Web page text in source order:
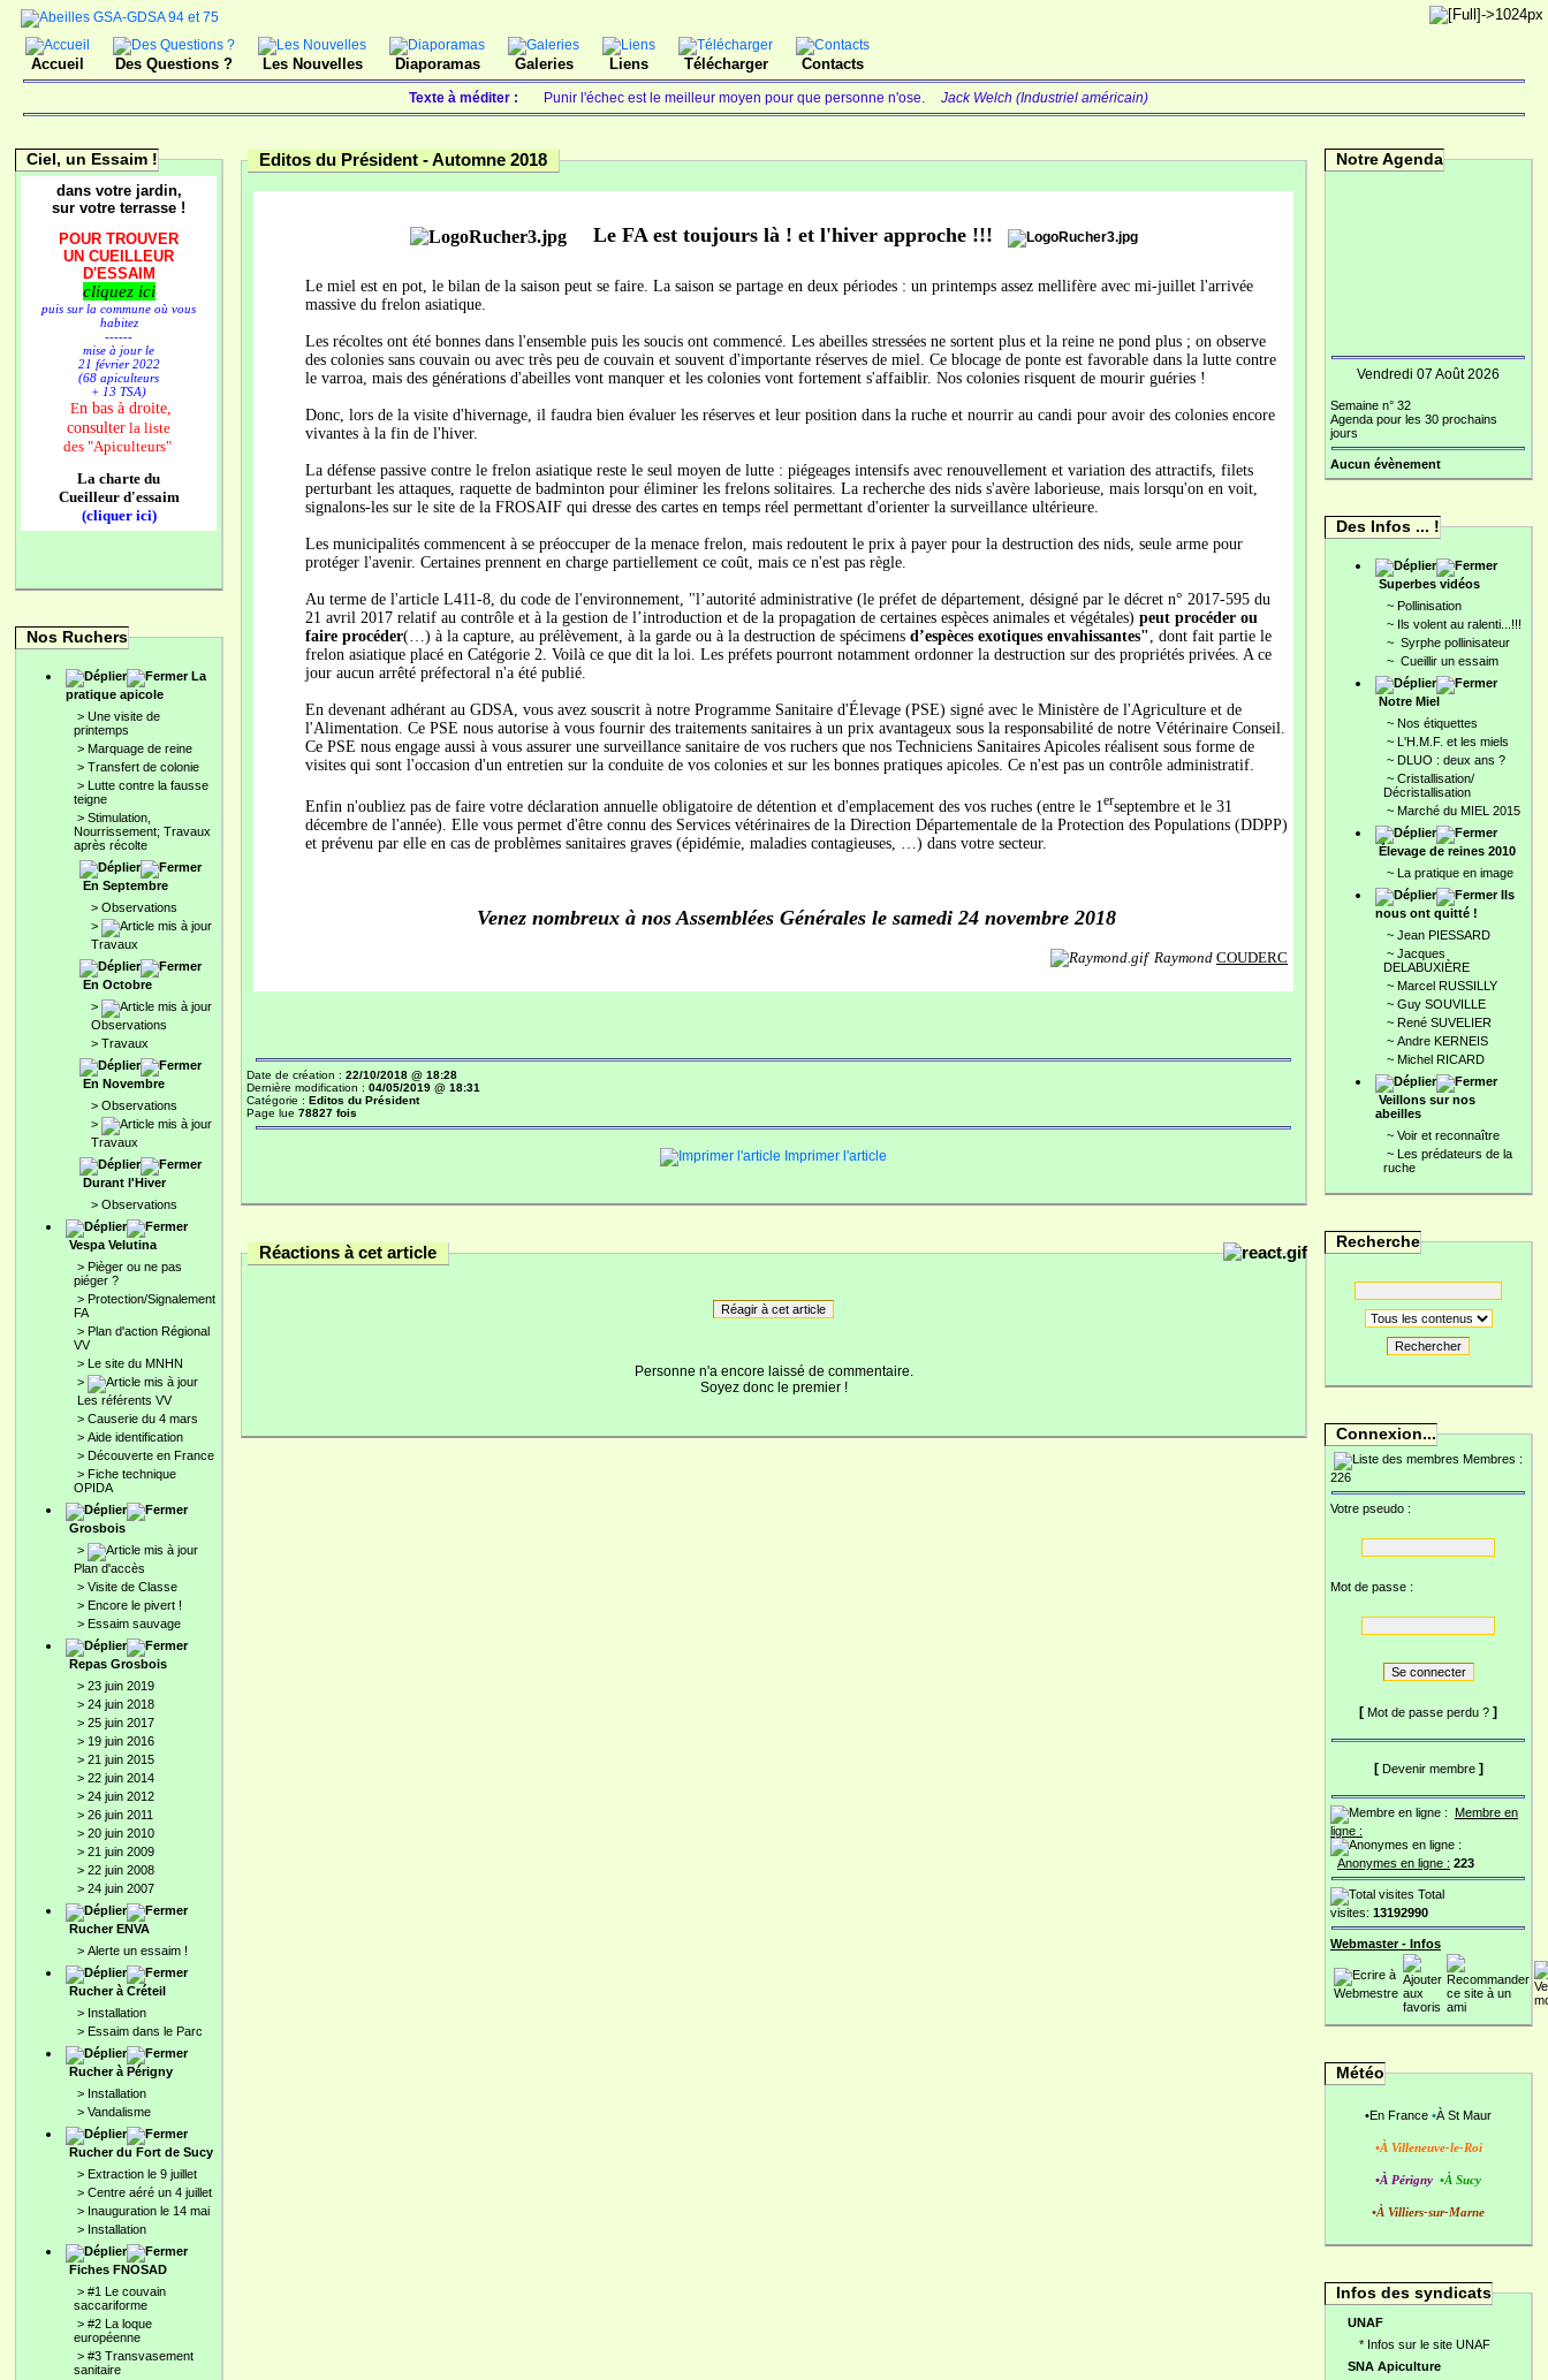
Accueil Des Questions ? Les Nouvelles Diaporamas Galeries Liens Télécharger Contacts
Texte à méditer : Punir l'échec est le meilleur moyen pour que personne n'ose. Jack Welch (Industriel américain)
Ciel, un Essaim !
dans votre jardin,
sur votre terrasse !
POUR TROUVER
UN CUEILLEUR
D'ESSAIM
cliquez ici
puis sur la commune où vous
habitez
------
mise à jour le
21 février 2022
(68 apiculteurs
+ 13 TSA)
En bas à droite,
consulter la liste
des "Apiculteurs"
La charte du
Cueilleur d'essaim
(cliquer ici)
Nos Ruchers
La
pratique apicole
> Une visite de
printemps
> Marquage de reine
> Transfert de colonie
> Lutte contre la fausse
teigne
> Stimulation,
Nourrissement; Travaux
après récolte
En Septembre
> Observations
>
Travaux
En Octobre
>
Observations
> Travaux
En Novembre
> Observations
>
Travaux
Durant l'Hiver
> Observations
Vespa Velutina
> Pièger ou ne pas
piéger ?
> Protection/Signalement
FA
> Plan d'action Régional
VV
> Le site du MNHN
>
Les référents VV
> Causerie du 4 mars
> Aide identification
> Découverte en France
> Fiche technique
OPIDA
Grosbois
>
Plan d'accès
> Visite de Classe
> Encore le pivert !
> Essaim sauvage
Repas Grosbois
> 23 juin 2019
> 24 juin 2018
> 25 juin 2017
> 19 juin 2016
> 21 juin 2015
> 22 juin 2014
> 24 juin 2012
> 26 juin 2011
> 20 juin 2010
> 21 juin 2009
> 22 juin 2008
> 24 juin 2007
Rucher ENVA
> Alerte un essaim !
Rucher à Créteil
> Installation
> Essaim dans le Parc
Rucher à Périgny
> Installation
> Vandalisme
Rucher du Fort de Sucy
> Extraction le 9 juillet
> Centre aéré un 4 juillet
> Inauguration le 14 mai
> Installation
Fiches FNOSAD
> #1 Le couvain
saccariforme
> #2 La loque
européenne
> #3 Transvasement
sanitaire
Editos du Président -Automne 2018
Le FA est toujours là ! et l'hiver approche !!!
Le miel est en pot, le bilan de la saison peut se faire. La saison se partage en deux périodes : un printemps assez mellifère avec mi-juillet l'arrivée
massive du frelon asiatique.
Les récoltes ont été bonnes dans l'ensemble puis les soucis ont commencé. Les abeilles stressées ne sortent plus et la reine ne pond plus ; on observe
des colonies sans couvain ou avec très peu de couvain et souvent d'importante réserves de miel. Ce blocage de ponte est favorable dans la lutte contre
le varroa, mais des générations d'abeilles vont manquer et les colonies vont fortement s'affaiblir. Nos colonies risquent de mourir guéries !
Donc, lors de la visite d'hivernage, il faudra bien évaluer les réserves et leur position dans la ruche et nourrir au candi pour avoir des colonies encore
vivantes à la fin de l'hiver.
La défense passive contre le frelon asiatique reste le seul moyen de lutte : piégeages intensifs avec renouvellement et variation des attractifs, filets
perturbant les attaques, raquette de badminton pour éliminer les frelons solitaires. La recherche des nids s'avère laborieuse, mais lorsqu'on en voit,
signalons-les sur le site de la FROSAIF qui dresse des cartes en temps réel permettant d'orienter la surveillance ultérieure.
Les municipalités commencent à se préoccuper de la menace frelon, mais redoutent le prix à payer pour la destruction des nids, seule arme pour
protéger l'avenir. Certaines prennent en charge partiellement ce coût, mais ce n'est pas règle.
Au terme de l'article L411-8, du code de l'environnement, "l’autorité administrative (le préfet de département, désigné par le décret n° 2017-595 du
21 avril 2017 relatif au contrôle et à la gestion de l’introduction et de la propagation de certaines espèces animales et végétales) peut procéder ou
faire procéder(…) à la capture, au prélèvement, à la garde ou à la destruction de spécimens d’espèces exotiques envahissantes", dont fait partie le
frelon asiatique placé en Catégorie 2. Voilà ce que dit la loi. Les préfets pourront notamment ordonner la destruction sur des propriétés privées. A ce
jour aucun arrêté préfectoral n'a été publié.
En devenant adhérant au GDSA, vous avez souscrit à notre Programme Sanitaire d'Élevage (PSE) signé avec le Ministère de l'Agriculture et de
l'Alimentation. Ce PSE nous autorise à vous fournir des traitements sanitaires à un prix avantageux sous la responsabilité de notre Vétérinaire Conseil.
Ce PSE nous engage aussi à vous assurer une surveillance sanitaire de vos ruchers que nos Techniciens Sanitaires Apicoles réalisent sous forme de
visites qui sont l'occasion d'un entretien sur la conduite de vos colonies et sur les bonnes pratiques apicoles. Ce n'est pas un contrôle administratif.
Enfin n'oubliez pas de faire votre déclaration annuelle obligatoire de détention et d'emplacement des vos ruches (entre le 1erseptembre et le 31
décembre de l'année). Elle vous permet d'être connu des Services vétérinaires de la Direction Départementale de la Protection des Populations (DDPP)
et prévenu par elle en cas de problèmes sanitaires graves (épidémie, maladies contagieuses, …) dans votre secteur.
Venez nombreux à nos Assemblées Générales le samedi 24 novembre 2018
Raymond COUDERC
Date de création : 22/10/2018 @ 18:28
Dernière modification : 04/05/2019 @ 18:31
Catégorie : Editos du Président
Page lue 78827 fois
Imprimer l'article
Réactions à cet article
Réagir à cet article
Personne n'a encore laissé de commentaire.
Soyez donc le premier !
Notre Agenda
Vendredi 07 Août 2026
Semaine n° 32
Agenda pour les 30 prochains
jours
Aucun évènement
Des Infos ... !
Superbes vidéos
~ Pollinisation
~ Ils volent au ralenti...!!!
~ Syrphe pollinisateur
~ Cueillir un essaim
Notre Miel
~ Nos étiquettes
~ L'H.M.F. et les miels
~ DLUO : deux ans ?
~ Cristallisation/
Décristallisation
~ Marché du MIEL 2015
Élevage de reines 2010
~ La pratique en image
Ils
nous ont quitté !
~ Jean PIESSARD
~ Jacques
DELABUXIÈRE
~ Marcel RUSSILLY
~ Guy SOUVILLE
~ René SUVELIER
~ Andre KERNEIS
~ Michel RICARD
Veillons sur nos
abeilles
~ Voir et reconnaître
~ Les prédateurs de la
ruche
Recherche
Rechercher
Connexion...
Membres :
226
Votre pseudo :
Mot de passe :
[ Mot de passe perdu ? ]
[ Devenir membre]
Membre en
ligne :
Anonymes en ligne : 223
Total
visites: 13192990
Webmaster - Infos
Météo
•En France •À St Maur
•À Villeneuve-le-Roi
•À Périgny •À Sucy
•À Villiers-sur-Marne
Infos des syndicats
UNAF
* Infos sur le site UNAF
SNA Apiculture